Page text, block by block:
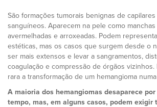
São formações tumorais benignas de
sanguíneos. Aparecem na pele como
avermelhadas e arroxeadas. Podem
estéticas, mas os casos que surgem desde o
ser mais extensos e levar a sangramentos,
coagulação e compressão de órgãos vizinhos.
rara a transformação de um hemangioma
A maioria dos hemangiomas desaparece
tempo, mas, em alguns casos, podem exigir